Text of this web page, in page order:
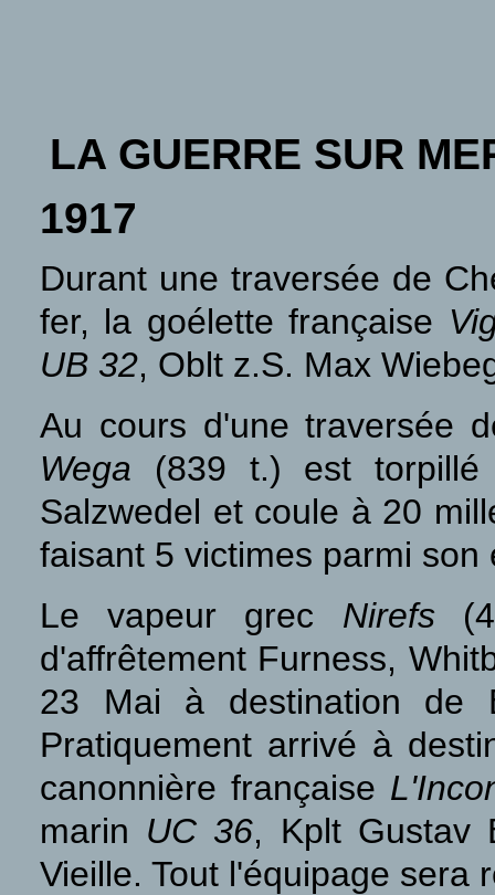
LA GUERRE SUR
1917
Durant une traversée de
fer, la goélette française
UB 32, Oblt z.S. Max
Au cours d'une traversée
Wega (839 t.) est torpillé
Salzwedel et coule à 20
faisant 5 victimes parmi son
Le vapeur grec Nirefs
d'affrêtement Furness,
23 Mai à destination de
Pratiquement arrivé à
canonnière française
marin UC 36, Kplt Gustav
Vieille. Tout l'équipage sera